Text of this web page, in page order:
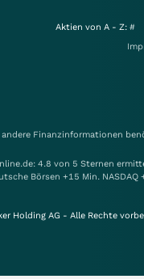
Aktien von A - Z: #
Finanzinformationen
4.8 von 5 Sternen
Börsen +15 Min.
Holding AG - Alle Rechte